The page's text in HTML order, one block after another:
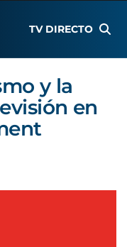
TV DIRECTO
y la
en